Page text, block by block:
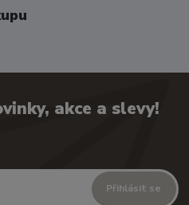
akce a slevy!
Přihlásit se